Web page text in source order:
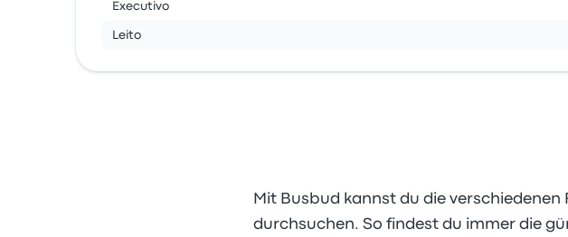
Executivo
Leito
Mit Busbud kannst du die verschiedenen
durchsuchen. So findest du immer die